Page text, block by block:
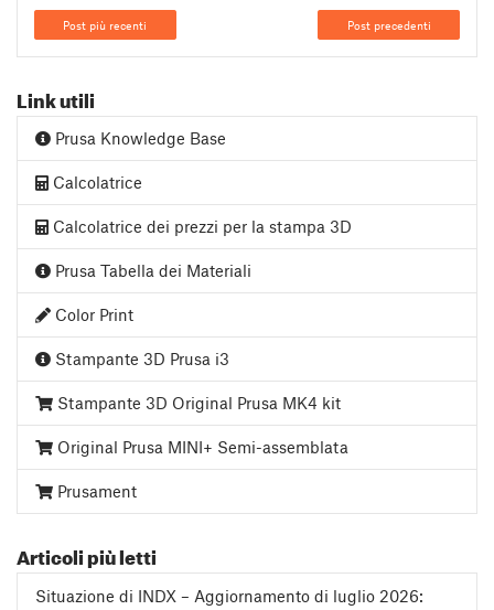
Post più recenti Post precedenti
Link utili
Prusa Knowledge Base
Calcolatrice
Calcolatrice dei prezzi per la stampa 3D
Prusa Tabella dei Materiali
Color Print
Stampante 3D Prusa i3
Stampante 3D Original Prusa MK4 kit
Original Prusa MINI+ Semi-assemblata
Prusament
Articoli più letti
Situazione di INDX – Aggiornamento di luglio 2026: